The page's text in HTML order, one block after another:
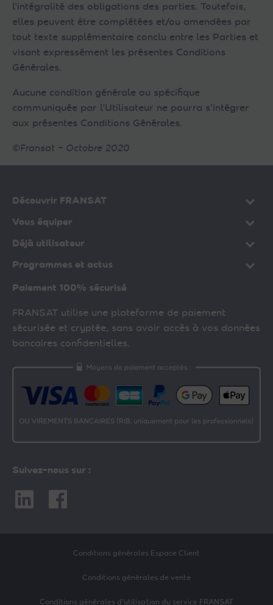
l’intégralité des obligations des parties. Toutefois,
elles peuvent être complétées et/ou amendées par
tout texte supplémentaire conclu entre les Parties et
visant expressément les présentes Conditions
Générales.
Aucune condition générale ou spécifique
communiquée par l’Utilisateur ne pourra s’intégrer
aux présentes Conditions Générales.
©Fransat – Octobre 2020
Découvrir FRANSAT
Vous équiper
Déjà utilisateur
Programmes et actus
Paiement 100% sécurisé
FRANSAT utilise une plateforme de paiement
sécurisée et cryptée, sans avoir accès à vos données
bancaires confidentielles.
Suivez-nous sur :
LinkedinFacebook
Conditions générales Espace Client
Conditions générales de vente
Conditions générales d’utilisation du service FRANSAT